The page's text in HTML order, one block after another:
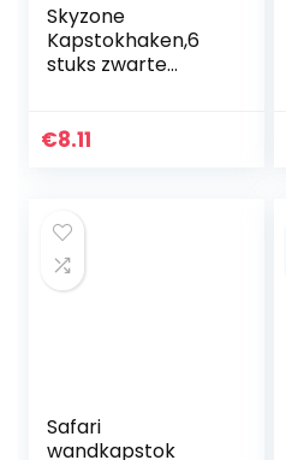
Skyzone
Kapstokhaken,6
stuks zwarte
keuken badkamer
€8.11
Safari
wandkapstok